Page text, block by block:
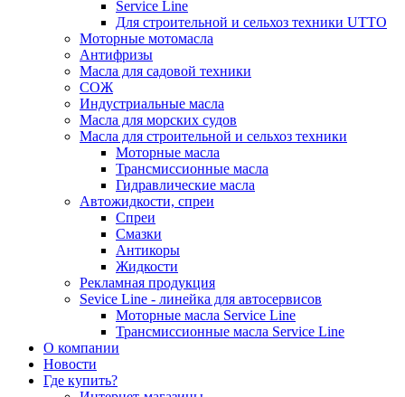
Service Line
Для строительной и сельхоз техники UTTO
Моторные мотомасла
Антифризы
Масла для садовой техники
СОЖ
Индустриальные масла
Масла для морских судов
Масла для строительной и сельхоз техники
Моторные масла
Трансмиссионные масла
Гидравлические масла
Автожидкости, спреи
Спреи
Смазки
Антикоры
Жидкости
Рекламная продукция
Sevice Line - линейка для автосервисов
Моторные масла Service Line
Трансмиссионные масла Service Line
О компании
Новости
Где купить?